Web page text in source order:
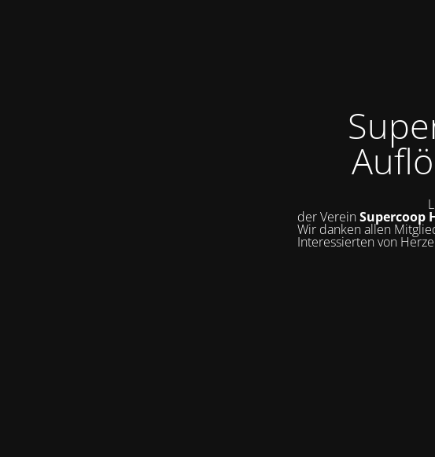
der VereinSupercoop
Wir danken allen
Interessierten von